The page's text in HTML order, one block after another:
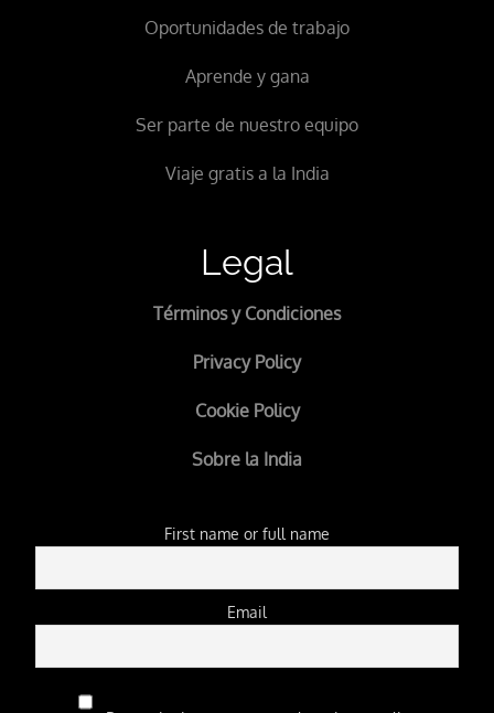
Oportunidades de trabajo
Aprende y gana
Ser parte de nuestro equipo
Viaje gratis a la India
Legal
Términos y Condiciones
Privacy Policy
Cookie Policy
Sobre la India
First name or full name
Email